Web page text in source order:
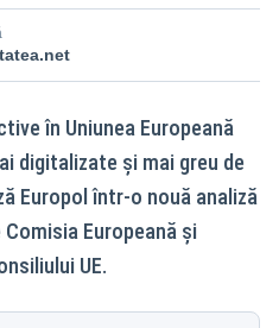
în Uniunea Europeană
digitalizate și mai greu de
Europol într-o nouă analiză
Europeană și
UE.